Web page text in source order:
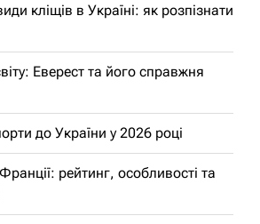
кліщів в Україні: як розпізнати
Еверест та його справжня
до України у 2026 році
рейтинг, особливості та